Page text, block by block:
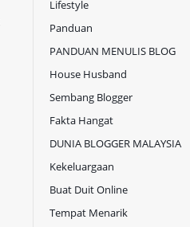
Lifestyle
Panduan
PANDUAN MENULIS BLOG
House Husband
Sembang Blogger
Fakta Hangat
DUNIA BLOGGER MALAYSIA
Kekeluargaan
Buat Duit Online
Tempat Menarik